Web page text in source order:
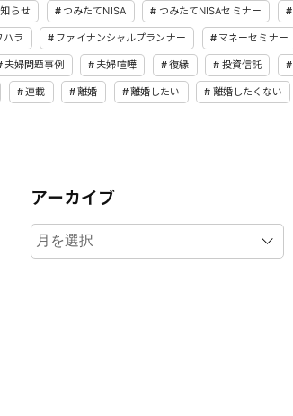
らせ つみたてNISA つみたてNISAセミナー
ハラ ファイナンシャルプランナー マネーセミナー
夫婦問題事例 夫婦喧嘩 復縁 投資信託
連載 離婚 離婚したい 離婚したくない
アーカイブ
ア
ー